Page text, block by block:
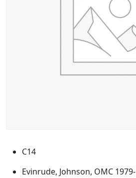
C14
Evinrude, Johnson, OMC 1979-